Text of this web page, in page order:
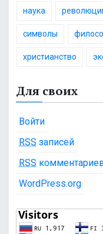
наука
символы
христианство
Для своих
Войти
RSS записей
RSS
WordPress.org